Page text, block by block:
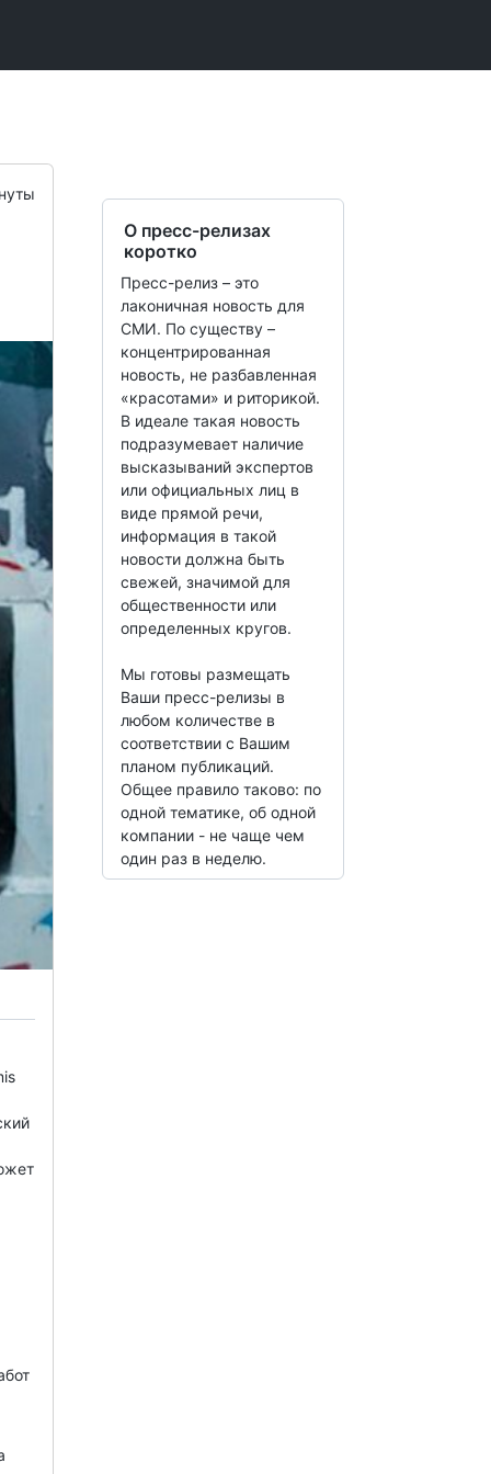
О пресс-релизах
коротко
Пресс-релиз – это
лаконичная новость для
СМИ. По существу –
концентрированная
новость, не разбавленная
«красотами» и риторикой.
В идеале такая новость
подразумевает наличие
высказываний экспертов
или официальных лиц в
виде прямой речи,
информация в такой
новости должна быть
свежей, значимой для
общественности или
определенных кругов.
Мы готовы размещать
Ваши пресс-релизы в
любом количестве в
соответствии с Вашим
планом публикаций.
Общее правило таково: по
одной тематике, об одной
компании - не чаще чем
один раз в неделю.